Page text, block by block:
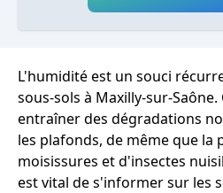
L'humidité est un souci
sous-sols à Maxilly-sur-
entraîner des dégradations
les plafonds, de même que la
moisissures et d'insectes
est vital de s'informer sur les